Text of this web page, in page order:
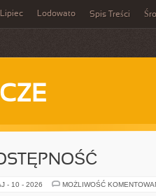
Lipiec Lodowato Spis Treści
- 10 - 2026 MOŻLIWOŚĆ